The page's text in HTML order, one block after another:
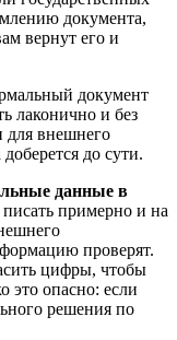
документа,
вернут его и
документ
лаконично и без
для внешнего
до сути.
данные в
примерно и на
проверят.
цифры, чтобы
это опасно: если
решения по